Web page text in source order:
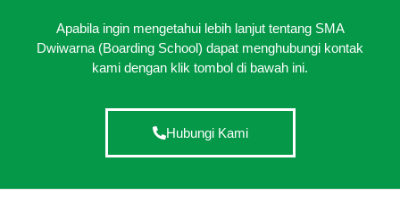
Apabila ingin mengetahui lebih lanjut tentang SMA
Dwiwarna (Boarding School) dapat menghubungi kontak
kami dengan klik tombol di bawah ini.
Hubungi Kami